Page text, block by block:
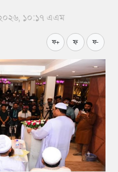
১০:১৭ এএম
ফ+ ফ ফ-